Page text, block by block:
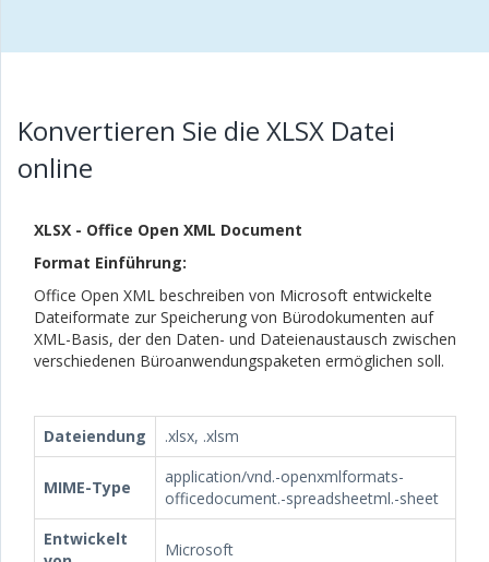
Konvertieren Sie die XLSX Datei
online
XLSX - Office Open XML Document
Format Einführung:
Office Open XML beschreiben von Microsoft entwickelte
Dateiformate zur Speicherung von Bürodokumenten auf
XML-Basis, der den Daten- und Dateienaustausch zwischen
verschiedenen Büroanwendungspaketen ermöglichen soll.
Dateiendung .xlsx, .xlsm
MIME-Type
application/vnd.-openxmlformats-
officedocument.-spreadsheetml.-sheet
Entwickelt
Microsoft